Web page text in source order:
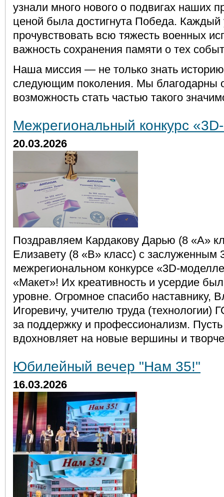
узнали много нового о подвигах наших
ценой была достигнута Победа. Каждый
прочувствовать всю тяжесть военных
важность сохранения памяти о тех
Наша миссия — не только знать
следующим поколения. Мы благодарны
возможность стать частью такого
Межрегиональный конкурс
20.03.2026
Поздравляем Кардакову Дарью (8 «А»
Елизавету (8 «В» класс) с заслуженным
межрегиональном конкурсе «3D-
«Макет»! Их креативность и усердие
уровне. Огромное спасибо наставнику,
Игоревичу, учителю труда
за поддержку и профессионализм.
вдохновляет на новые вершины и
Юбилейный вечер "Нам 35!"
16.03.2026